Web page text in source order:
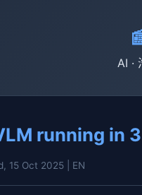
AI ·
running in
15 Oct 2025 | EN